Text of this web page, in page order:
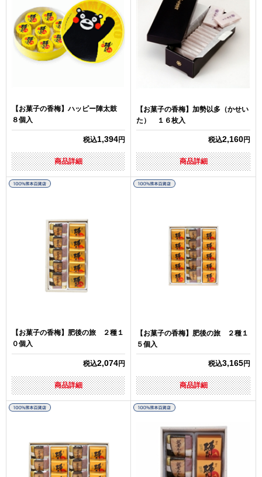
【お菓子の香梅】ハッピー陣太鼓
８個入
税込1,394円
商品詳細
【お菓子の香梅】加勢以多（かせい
た） １６枚入
税込2,160円
商品詳細
【お菓子の香梅】肥後の旅 ２種１
０個入
税込2,074円
商品詳細
【お菓子の香梅】肥後の旅 ２種１
５個入
税込3,165円
商品詳細